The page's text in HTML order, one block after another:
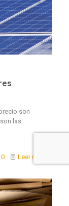
son
las
0 Leer más